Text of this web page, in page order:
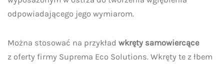
odpowiadającego jego wymiarom.
Można stosować na przykład wkręty samowiercące
z oferty firmy Suprema Eco Solutions. Wkręty te z łbem